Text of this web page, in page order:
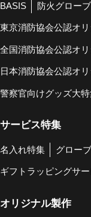
BASIS 防火グローブ
東京消防協会公認オ
全国消防協会公認オ
日本消防協会公認オ
警察官向けグッズ大
サービス特集
名入れ特集 グロー
ギフトラッピングサー
オリジナル製作